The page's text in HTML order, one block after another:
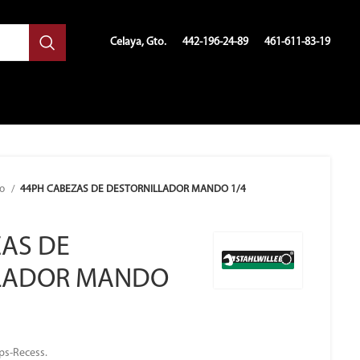
Celaya, Gto. 442-196-24-89 461-611-83-19
44PH CABEZAS DE DESTORNILLADOR MANDO 1/4
DE
MANDO
Recess.